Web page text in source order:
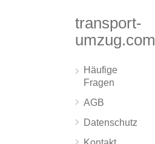
transport-
umzug.com
Häufige
Fragen
AGB
Datenschutz